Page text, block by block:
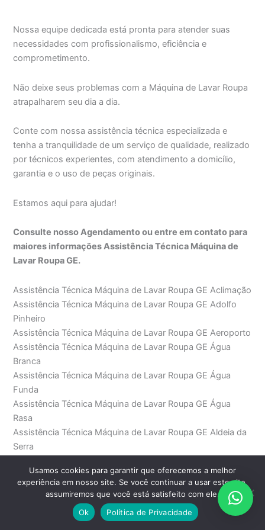
Nossa equipe dedicada está pronta para atender suas
necessidades com profissionalismo, eficiência e
comprometimento.
Não deixe seus problemas com a Máquina de Lavar Roupa
atrapalharem seu dia a dia.
Conte com nossa assistência técnica especializada e
tenha a tranquilidade de um serviço de qualidade, realizado
por técnicos experientes, com atendimento a domicílio,
garantia e o uso de peças originais.
Estamos aqui para ajudar!
Consulte nosso Agendamento ou entre em contato para
maiores informações Assistência Técnica Máquina de
Lavar Roupa GE.
Assistência Técnica Máquina de Lavar Roupa GE Aclimação
Assistência Técnica Máquina de Lavar Roupa GE Adolfo
Pinheiro
Assistência Técnica Máquina de Lavar Roupa GE Aeroporto
Assistência Técnica Máquina de Lavar Roupa GE Água
Branca
Assistência Técnica Máquina de Lavar Roupa GE Água
Funda
Assistência Técnica Máquina de Lavar Roupa GE Água
Rasa
Assistência Técnica Máquina de Lavar Roupa GE Aldeia da
Serra
Assistência Técnica Máquina de Lavar Roupa GE Alto da
Boa Vista
Assistência Técnica Máquina de Lavar Roupa GE Alto da
Usamos cookies para garantir que oferecemos a melhor
experiência em nosso site. Se você continuar a usar este site,
assumiremos que você está satisfeito com ele.
Ok
Política de Privacidade